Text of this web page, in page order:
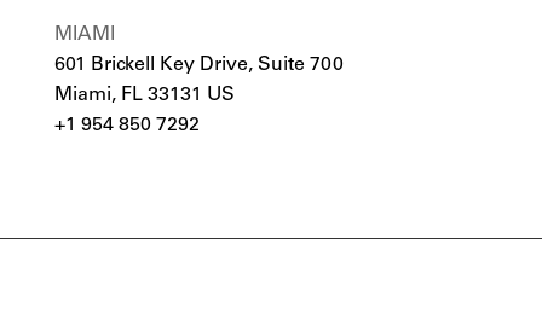
MIAMI
601 Brickell Key Drive, Suite 700
Miami, FL 33131 US
+1 954 850 7292